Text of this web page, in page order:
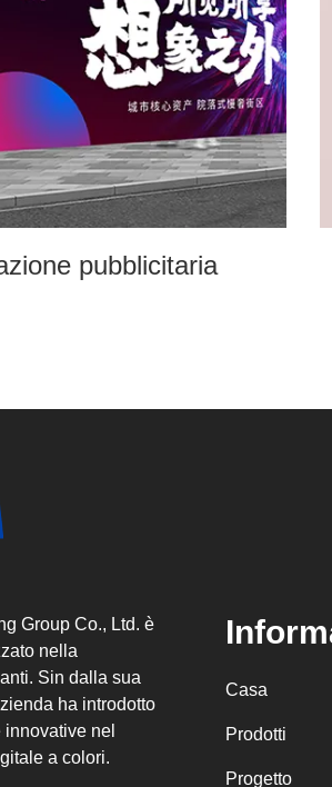
pubblicitaria
Group Co., Ltd. è
nella
Sin dalla sua
ha introdotto
nel
a colori.
Casa
Prodotti
Progetto